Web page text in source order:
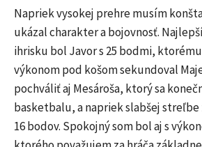
Napriek vysokej prehre musím
ukázal charakter a bojovnosť.
ihrisku bol Javor s 25 bodmi,
výkonom pod košom sekundoval
pochváliť aj Mesároša, ktorý sa
basketbalu, a napriek slabšej
16 bodov. Spokojný som bol aj s